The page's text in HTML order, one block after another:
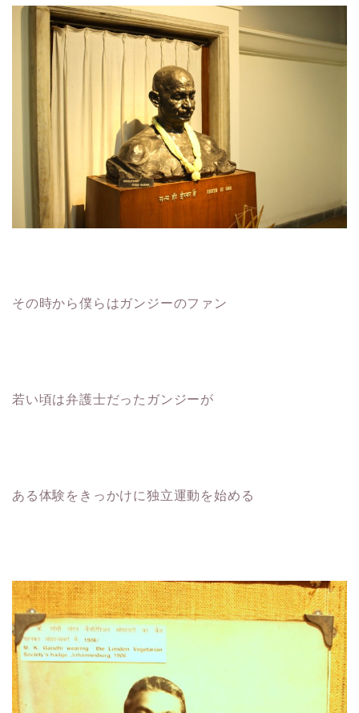
その時から僕らはガンジーのファン
若い頃は弁護士だったガンジーが
ある体験をきっかけに独立運動を始める